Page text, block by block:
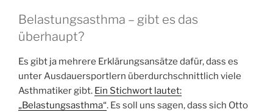
Belastungsasthma – gibt es das
überhaupt?
Es gibt ja mehrere Erklärungsansätze dafür, dass es
unter Ausdauersportlern überdurchschnittlich viele
Asthmatiker gibt. Ein Stichwort lautet:
„Belastungsasthma“. Es soll uns sagen, dass sich Otto